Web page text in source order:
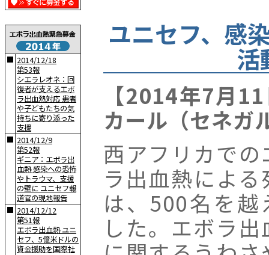
■ 2014/12/18
第53報
シエラレオネ：回
復者が支えるエボ
ラ出血熱対応 患者
や子どもたちの気
持ちに寄り添った
支援
■ 2014/12/9
第52報
ギニア：エボラ出
血熱 感染への恐怖
やトラウマ、支援
の壁に ユニセフ報
道官の現地報告
■ 2014/12/12
第51報
エボラ出血熱 ユニ
セフ、5億米ドルの
資金援助を国際社
ユニセフ、感
活
【2014年7月
カール（セネガ
西アフリカでの
ラ出血熱による
は、500名を越
した。エボラ出